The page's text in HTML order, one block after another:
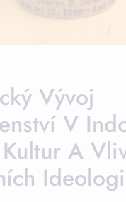
Vývoj
V
A